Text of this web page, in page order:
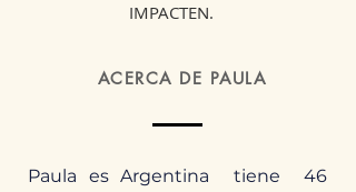
IMPACTEN.
ACERCA DE PAULA
Paula es Argentina tiene 46